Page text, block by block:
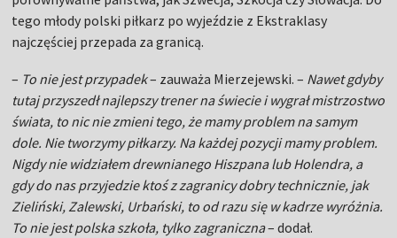
tego młody polski piłkarz po wyjeździe z Ekstraklasy
najczęściej przepada za granicą.
– To nie jest przypadek– zauważa Mierzejewski. – Nawet gdyby
tutaj przyszedł najlepszy trener na świecie i wygrał mistrzostwo
świata, to nic nie zmieni tego, że mamy problem na samym
dole. Nie tworzymy piłkarzy. Na każdej pozycji mamy problem.
Nigdy nie widziałem drewnianego Hiszpana lub Holendra, a
gdy do nas przyjedzie ktoś z zagranicy dobry technicznie, jak
Zieliński, Zalewski, Urbański, to od razu się w kadrze wyróżnia.
To nie jest polska szkoła, tylko zagraniczna– dodał.